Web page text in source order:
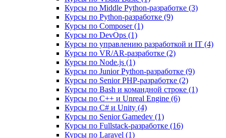
Курсы по Middle Python-разработке (3)
Курсы по Python-разработке (9)
Курсы по Composer (1)
Курсы по DevOps (1)
Курсы по управлению разработкой и IT (4)
Курсы по VR/AR‑разработке (2)
Курсы по Node.js (1)
Курсы по Junior Python-разработке (9)
Курсы по Senior PHP-разработке (2)
Курсы по Bash и командной строке (1)
Курсы по C++ и Unreal Engine (6)
Курсы по C# и Unity (4)
Курсы по Senior Gamedev (1)
Курсы по Fullstack‑разработке (16)
Курсы по Laravel (1)